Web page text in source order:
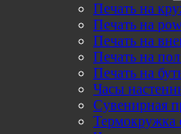
Печать на
Печать на
Печать на
Печать на
Печать на
Часы
Сувенирная
Термокружка